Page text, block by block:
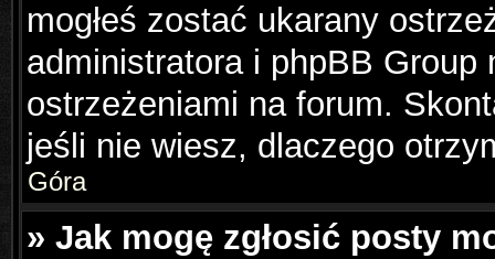
mogłeś zostać ukarany
administratora i phpBB Group
ostrzeżeniami na forum.
jeśli nie wiesz, dlaczego
Góra
» Jak mogę zgłosić posty